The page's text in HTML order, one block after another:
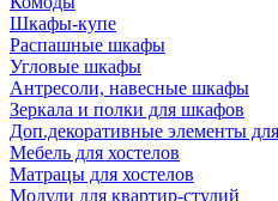
Шкафы-купе
Распашные шкафы
Угловые шкафы
Антресоли, навесные шкафы
Зеркала и полки для шкафов
Доп.декоративные элементы
Мебель для хостелов
Матрацы для хостелов
Модули для квартир-студий